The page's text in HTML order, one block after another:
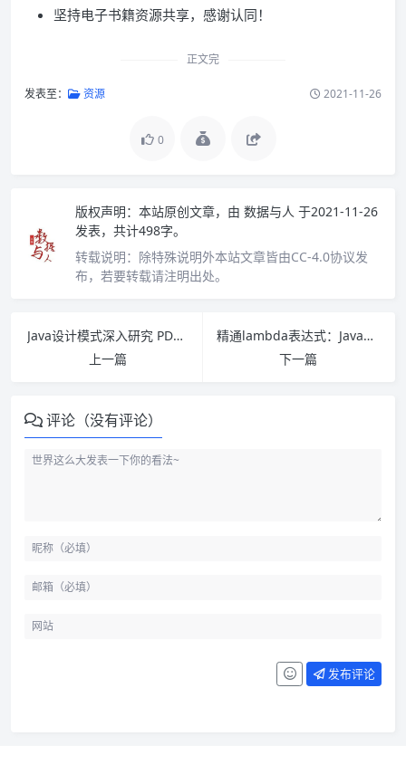
坚持电子书籍资源共享，感谢认同！
正文完
发表至： 资源 2021-11-26
0
版权声明： 本站原创文章，由 数据与人 于2021-11-26
发表，共计498字。
转载说明： 除特殊说明外本站文章皆由CC-4.0协议发
布，若要转载请注明出处。
Java设计模式深入研究 PDF下载
上一篇
精通lambda表达式：Java多核编程 PDF下载
下一篇
评论（没有评论）
发布评论